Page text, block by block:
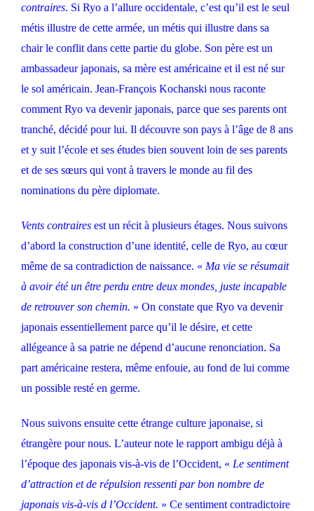
contraires. Si Ryo a l’allure occidentale, c’est qu’il est le seul
métis illustre de cette armée, un métis qui illustre dans sa
chair le conflit dans cette partie du globe. Son père est un
ambassadeur japonais, sa mère est américaine et il est né sur
le sol américain. Jean-François Kochanski nous raconte
comment Ryo va devenir japonais, parce que ses parents ont
tranché, décidé pour lui. Il découvre son pays à l’âge de 8 ans
et y suit l’école et ses études bien souvent loin de ses parents
et de ses sœurs qui vont à travers le monde au fil des
nominations du père diplomate.
Vents contraires est un récit à plusieurs étages. Nous suivons
d’abord la construction d’une identité, celle de Ryo, au cœur
même de sa contradiction de naissance. « Ma vie se résumait
à avoir été un être perdu entre deux mondes, juste incapable
de retrouver son chemin. » On constate que Ryo va devenir
japonais essentiellement parce qu’il le désire, et cette
allégeance à sa patrie ne dépend d’aucune renonciation. Sa
part américaine restera, même enfouie, au fond de lui comme
un possible resté en germe.
Nous suivons ensuite cette étrange culture japonaise, si
étrangère pour nous. L’auteur note le rapport ambigu déjà à
l’époque des japonais vis-à-vis de l’Occident, « Le sentiment
d’attraction et de répulsion ressenti par bon nombre de
japonais vis-à-vis d l’Occident. » Ce sentiment contradictoire